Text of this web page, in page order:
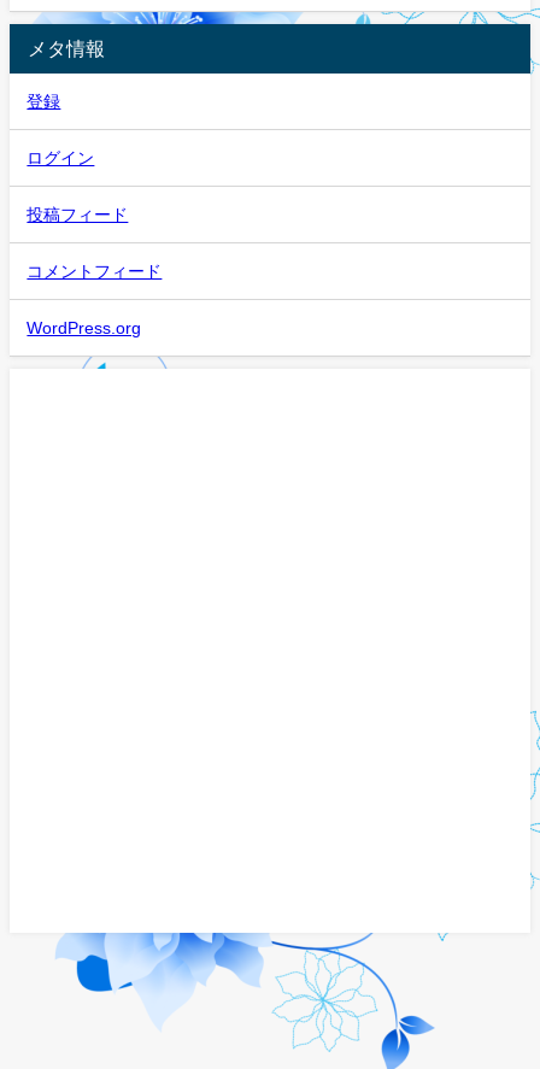
メタ情報
登録
ログイン
投稿フィード
コメントフィード
WordPress.org